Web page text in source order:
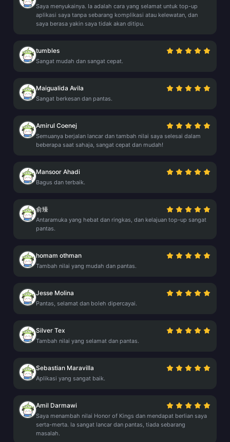
Saya menyukainya. Ia adalah cara yang selamat untuk top-up
aplikasi saya tanpa sebarang komplikasi atau kelewatan, dan
saya berasa yakin saya tidak akan ditipu.
tumbles
Sangat mudah dan sangat cepat.
Maigualida Avila
Sangat berkesan dan pantas.
Amirul Coenej
Semuanya berjalan lancar dan tambah nilai saya selesai dalam
beberapa saat sahaja, sangat cepat dan mudah!
Mansoor Ahadi
Bagus dan terbaik.
俞臻
Antaramuka yang hebat dan ringkas, dan kelajuan top-up sangat
pantas.
homam othman
Tambah nilai yang mudah dan pantas.
Jesse Molina
Pantas, selamat dan boleh dipercayai.
Silver Tex
Tambah nilai yang selamat dan pantas.
Sebastian Maravilla
Aplikasi yang sangat baik.
Amil Darmawi
Saya menambah nilai Honor of Kings dan mendapat berlian saya
serta-merta. Ia sangat lancar dan pantas, tiada sebarang
masalah.